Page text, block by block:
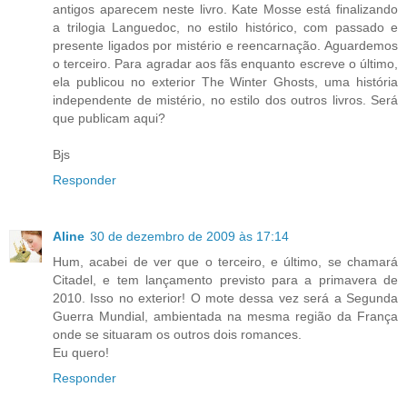
antigos aparecem neste livro. Kate Mosse está finalizando
a trilogia Languedoc, no estilo histórico, com passado e
presente ligados por mistério e reencarnação. Aguardemos
o terceiro. Para agradar aos fãs enquanto escreve o último,
ela publicou no exterior The Winter Ghosts, uma história
independente de mistério, no estilo dos outros livros. Será
que publicam aqui?
Bjs
Responder
Aline 30 de dezembro de 2009 às 17:14
Hum, acabei de ver que o terceiro, e último, se chamará
Citadel, e tem lançamento previsto para a primavera de
2010. Isso no exterior! O mote dessa vez será a Segunda
Guerra Mundial, ambientada na mesma região da França
onde se situaram os outros dois romances.
Eu quero!
Responder